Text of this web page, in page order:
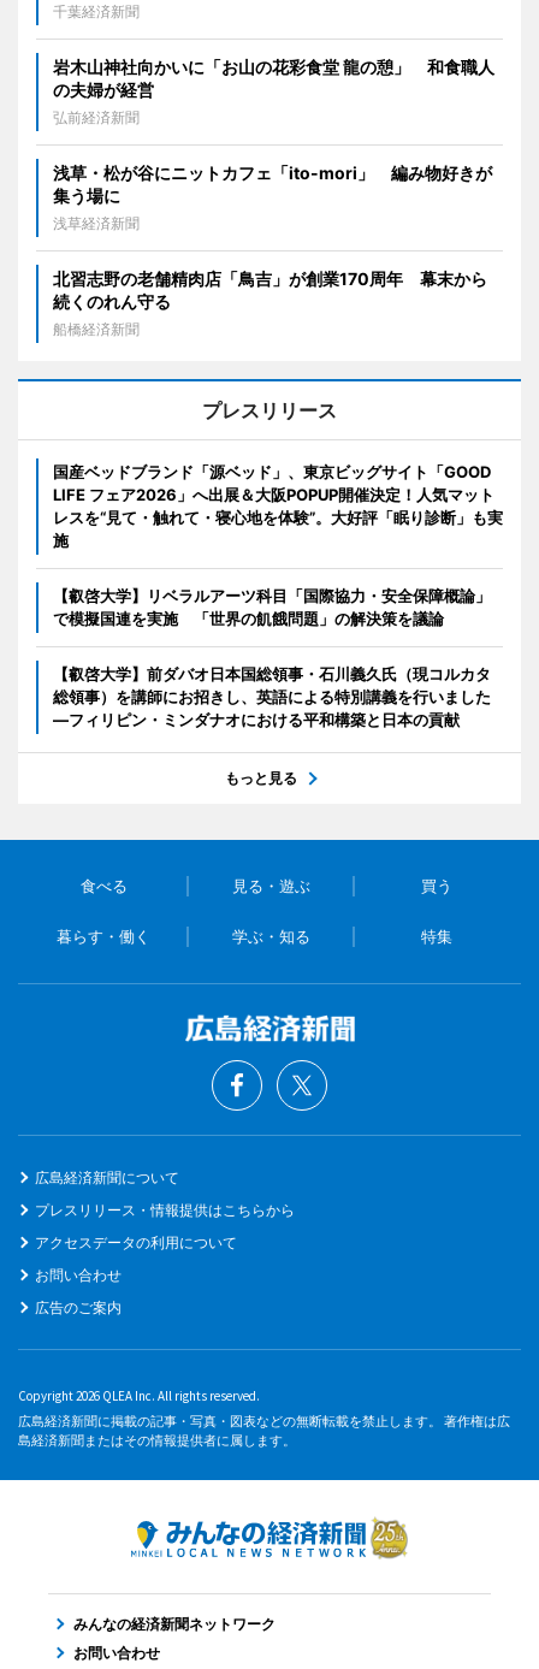
千葉経済新聞
岩木山神社向かいに「お山の花彩食堂 龍の憩」 和食職人
の夫婦が経営
弘前経済新聞
浅草・松が谷にニットカフェ「ito-mori」 編み物好きが
集う場に
浅草経済新聞
北習志野の老舗精肉店「鳥吉」が創業170周年 幕末から
続くのれん守る
船橋経済新聞
プレスリリース
国産ベッドブランド「源ベッド」、東京ビッグサイト「GOOD
LIFE フェア2026」へ出展＆大阪POPUP開催決定！人気マット
レスを“見て・触れて・寝心地を体験”。大好評「眠り診断」も実
施
【叡啓大学】リベラルアーツ科目「国際協力・安全保障概論」
で模擬国連を実施 「世界の飢餓問題」の解決策を議論
【叡啓大学】前ダバオ日本国総領事・石川義久氏（現コルカタ
総領事）を講師にお招きし、英語による特別講義を行いました
―フィリピン・ミンダナオにおける平和構築と日本の貢献
もっと見る
食べる 見る・遊ぶ 買う
暮らす・働く 学ぶ・知る 特集
広島経済新聞について
プレスリリース・情報提供はこちらから
アクセスデータの利用について
お問い合わせ
広告のご案内
Copyright 2026 QLEA Inc. All rights reserved.
広島経済新聞に掲載の記事・写真・図表などの無断転載を禁止します。 著作権は広
島経済新聞またはその情報提供者に属します。
みんなの経済新聞ネットワーク
お問い合わせ